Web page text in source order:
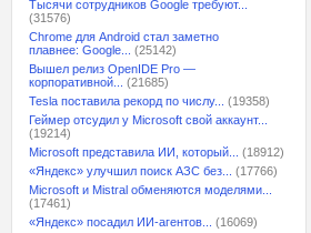
Тысячи сотрудников Google требуют...
(31576)
Chrome для Android стал заметно
плавнее: Google...
(25142)
Вышел релиз OpenIDE Pro —
корпоративной...
(21685)
Tesla поставила рекорд по числу...
(19358)
Геймер отсудил у Microsoft свой аккаунт...
(19214)
Microsoft представила ИИ, который...
(18912)
«Яндекс» улучшил поиск АЗС без...
(17766)
Microsoft и Mistral обменяются моделями...
(17461)
«Яндекс» посадил ИИ-агентов...
(16069)